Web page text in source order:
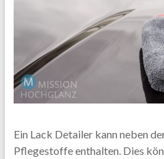
Ein Lack Detailer kann neben
Pflegestoffe enthalten. Dies